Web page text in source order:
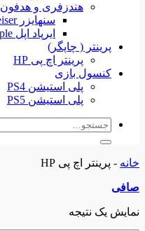
هندزفری و هدفون
سنهایزر Sennheiser
ایرپاد اپل Apple
پرینتر ( چاپگر)
پرینتر اچ پی HP
کنسول بازی
پلی استیشن PS4
پلی استیشن PS5
جستجو
خانه - پرینتر اچ پی HP
صافی
نمایش یک نتیجه